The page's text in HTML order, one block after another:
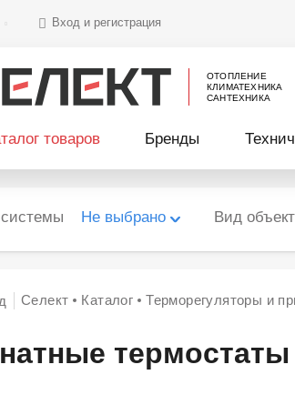
Вход и регистрация
ОТОПЛЕНИЕ
КЛИМАТЕХНИКА
САНТЕХНИКА
товаров Бренды
Не выбрано Вид
Селект Каталог Терморегуляторы и